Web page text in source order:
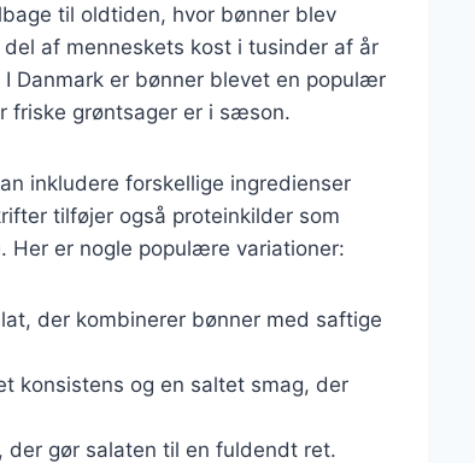
til oldtiden, hvor bønner blev
af menneskets kost i tusinder af år
Danmark er bønner blevet en populær
friske grøntsager er i sæson.
inkludere forskellige ingredienser
tilføjer også proteinkilder som
er nogle populære variationer:
der kombinerer bønner med saftige
konsistens og en saltet smag, der
der gør salaten til en fuldendt ret.